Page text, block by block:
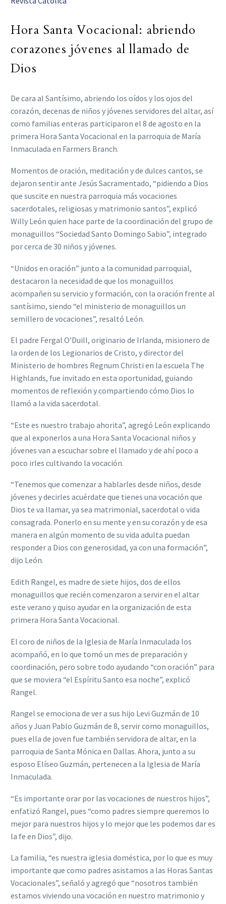
Hora Santa Vocacional: abriendo
corazones jóvenes al llamado de
Dios
De cara al Santísimo, abriendo los oídos y los ojos del
corazón, decenas de niños y jóvenes servidores del altar, así
como familias enteras participaron el 8 de agosto en la
primera Hora Santa Vocacional en la parroquia de María
Inmaculada en Farmers Branch.
Momentos de oración, meditación y de dulces cantos, se
dejaron sentir ante Jesús Sacramentado, “pidiendo a Dios
que suscite en nuestra parroquia más vocaciones
sacerdotales, religiosas y matrimonio santos”, explicó
Willy León quien hace parte de la coordinación del grupo de
monaguillos “Sociedad Santo Domingo Sabio”, integrado
por cerca de 30 niños y jóvenes.
“Unidos en oración” junto a la comunidad parroquial,
destacaron la necesidad de que los monaguillos
acompañen su servicio y formación, con la oración frente al
santísimo, siendo “el ministerio de monaguillos un
semillero de vocaciones”, resaltó León.
El padre Fergal O’Duill, originario de Irlanda, misionero de
la orden de los Legionarios de Cristo, y director del
Ministerio de hombres Regnum Christi en la escuela The
Highlands, fue invitado en esta oportunidad, guiando
momentos de reflexión y compartiendo cómo Dios lo
llamó a la vida sacerdotal.
“Este es nuestro trabajo ahorita”, agregó León explicando
que al exponerlos a una Hora Santa Vocacional niños y
jóvenes van a escuchar sobre el llamado y de ahí poco a
poco irles cultivando la vocación.
“Tenemos que comenzar a hablarles desde niños, desde
jóvenes y decirles acuérdate que tienes una vocación que
Dios te va llamar, ya sea matrimonial, sacerdotal o vida
consagrada. Ponerlo en su mente y en su corazón y de esa
manera en algún momento de su vida adulta puedan
responder a Dios con generosidad, ya con una formación”,
dijo León.
Edith Rangel, es madre de siete hijos, dos de ellos
monaguillos que recién comenzaron a servir en el altar
este verano y quiso ayudar en la organización de esta
primera Hora Santa Vocacional.
El coro de niños de la Iglesia de María Inmaculada los
acompañó, en lo que tomó un mes de preparación y
coordinación, pero sobre todo ayudando “con oración” para
que se moviera “el Espíritu Santo esa noche”, explicó
Rangel.
Rangel se emociona de ver a sus hijo Levi Guzmán de 10
años y Juan Pablo Guzmán de 8, servir como monaguillos,
pues ella de joven fue también servidora de altar, en la
parroquia de Santa Mónica en Dallas. Ahora, junto a su
esposo Elíseo Guzmán, pertenecen a la Iglesia de María
Inmaculada.
“Es importante orar por las vocaciones de nuestros hijos”,
enfatizó Rangel, pues “como padres siempre queremos lo
mejor para nuestros hijos y lo mejor que les podemos dar es
la fe en Dios”, dijo.
La familia, “es nuestra iglesia doméstica, por lo que es muy
importante que como padres asistamos a las Horas Santas
Vocacionales”, señaló y agregó que “nosotros también
estamos viviendo una vocación en nuestro matrimonio y